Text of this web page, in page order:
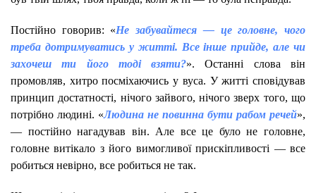
Постійно говорив: «Не забувайтеся — це головне, чого
треба дотримуватись у житті. Все інше прийде, але чи
захочеш ти його тоді взяти?». Останні слова він
промовляв, хитро посміхаючись у вуса. У житті сповідував
принцип достатності, нічого зайвого, нічого зверх того, що
потрібно людині. «Людина не повинна бути рабом речей»,
— постійно нагадував він. Але все це було не головне,
головне витікало з його вимогливої прискіпливості — все
робиться невірно, все робиться не так.